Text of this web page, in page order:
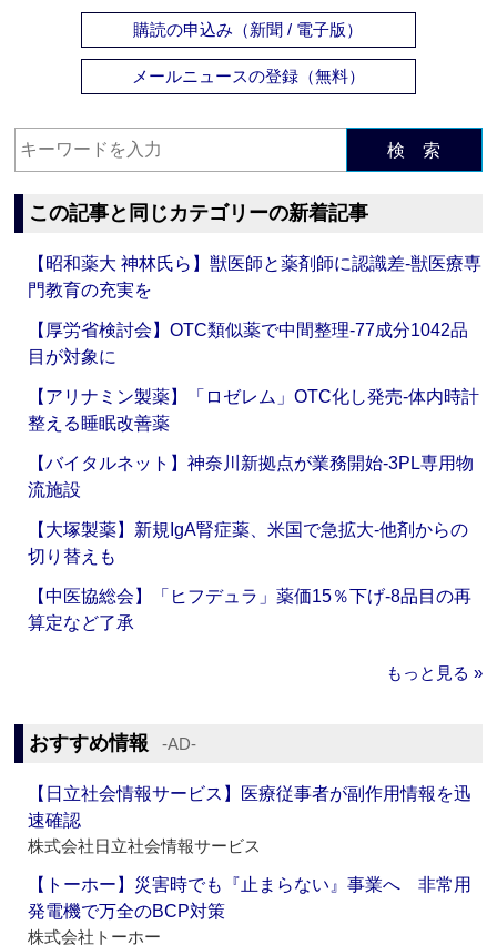
購読の申込み（新聞 / 電子版）
メールニュースの登録（無料）
検 索
この記事と同じカテゴリーの新着記事
【昭和薬大 神林氏ら】獣医師と薬剤師に認識差‐獣医療専
門教育の充実を
【厚労省検討会】OTC類似薬で中間整理‐77成分1042品
目が対象に
【アリナミン製薬】「ロゼレム」OTC化し発売‐体内時計
整える睡眠改善薬
【バイタルネット】神奈川新拠点が業務開始‐3PL専用物
流施設
【大塚製薬】新規IgA腎症薬、米国で急拡大‐他剤からの
切り替えも
【中医協総会】「ヒフデュラ」薬価15％下げ‐8品目の再
算定など了承
もっと見る »
おすすめ情報 ‐AD‐
【日立社会情報サービス】医療従事者が副作用情報を迅
速確認
株式会社日立社会情報サービス
【トーホー】災害時でも『止まらない』事業へ 非常用
発電機で万全のBCP対策
株式会社トーホー